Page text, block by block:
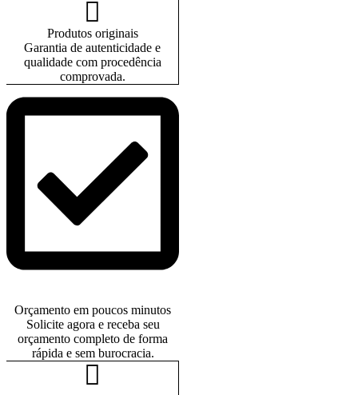
Produtos originais
Garantia de autenticidade e
qualidade com procedência
comprovada.
Orçamento em poucos minutos
Solicite agora e receba seu
orçamento completo de forma
rápida e sem burocracia.